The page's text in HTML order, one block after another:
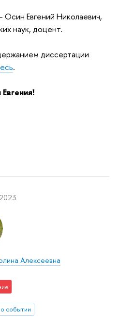
Осин Евгений Николаевич,
наук, доцент.
диссертации
.
Алексеевна
событии